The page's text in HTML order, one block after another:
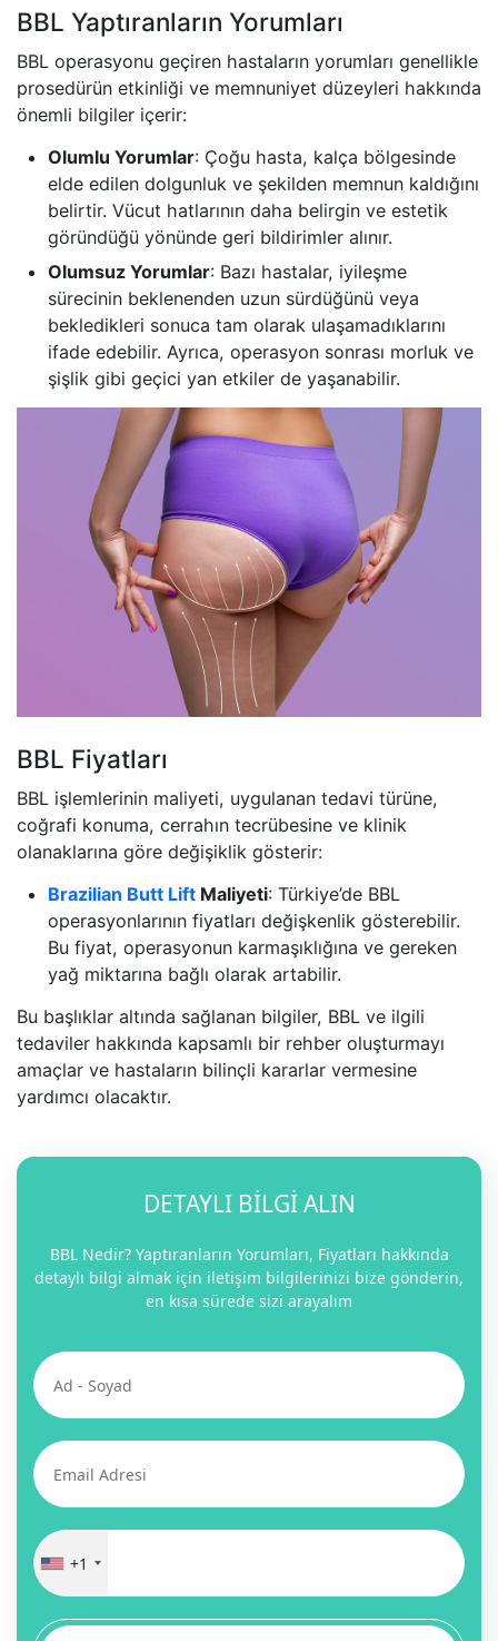
BBL Yaptıranların Yorumları
BBL operasyonu geçiren hastaların yorumları genellikle
prosedürün etkinliği ve memnuniyet düzeyleri hakkında
önemli bilgiler içerir:
Olumlu Yorumlar: Çoğu hasta, kalça bölgesinde
elde edilen dolgunluk ve şekilden memnun kaldığını
belirtir. Vücut hatlarının daha belirgin ve estetik
göründüğü yönünde geri bildirimler alınır.
Olumsuz Yorumlar: Bazı hastalar, iyileşme
sürecinin beklenenden uzun sürdüğünü veya
bekledikleri sonuca tam olarak ulaşamadıklarını
ifade edebilir. Ayrıca, operasyon sonrası morluk ve
şişlik gibi geçici yan etkiler de yaşanabilir.
BBL Fiyatları
BBL işlemlerinin maliyeti, uygulanan tedavi türüne,
coğrafi konuma, cerrahın tecrübesine ve klinik
olanaklarına göre değişiklik gösterir:
Brazilian Butt Lift Maliyeti: Türkiye’de BBL
operasyonlarının fiyatları değişkenlik gösterebilir.
Bu fiyat, operasyonun karmaşıklığına ve gereken
yağ miktarına bağlı olarak artabilir.
Bu başlıklar altında sağlanan bilgiler, BBL ve ilgili
tedaviler hakkında kapsamlı bir rehber oluşturmayı
amaçlar ve hastaların bilinçli kararlar vermesine
yardımcı olacaktır.
DETAYLI BİLGİ ALIN
BBL Nedir? Yaptıranların Yorumları, Fiyatları hakkında
detaylı bilgi almak için iletişim bilgilerinizi bize gönderin,
en kısa sürede sizi arayalım
+1